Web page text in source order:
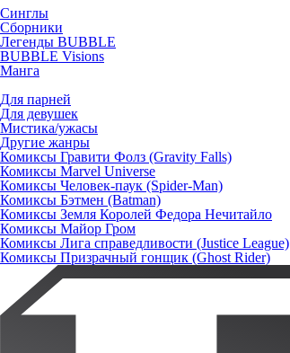
Синглы
Сборники
Легенды BUBBLE
BUBBLE Visions
Манга
Для парней
Для девушек
Мистика/ужасы
Другие жанры
Комиксы Гравити Фолз (Gravity Falls)
Комиксы Marvel Universe
Комиксы Человек-паук (Spider-Man)
Комиксы Бэтмен (Batman)
Комиксы Земля Королей Федора Нечитайло
Комиксы Майор Гром
Комиксы Лига справедливости (Justice League)
Комиксы Призрачный гонщик (Ghost Rider)